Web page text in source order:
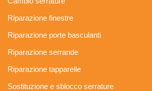
Riparazione finestre
Riparazione porte basculanti
Riparazione serrande
Riparazione tapparelle
Sostituzione e sblocco serrature